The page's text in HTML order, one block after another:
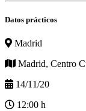
Datos prácticos
Madrid
Madrid, Centro
14/11/20
12:00 h